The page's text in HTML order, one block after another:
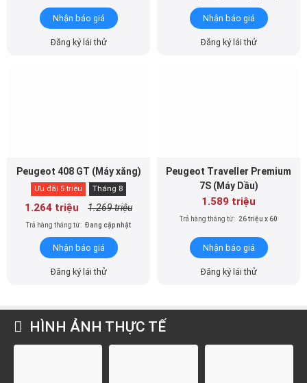
Nhận báo giá
Đăng ký lái thử
Nhận báo giá
Đăng ký lái thử
Peugeot 408 GT (Máy xăng)
Ưu đãi 5 triệu Tháng 8
1.264 triệu 1.269 triệu
Trả hàng tháng từ: Đang cập nhật
Nhận báo giá
Đăng ký lái thử
Peugeot Traveller Premium
7S (Máy Dầu)
1.589 triệu
Trả hàng tháng từ: 26 triệu x 60
Nhận báo giá
Đăng ký lái thử
HÌNH ẢNH THỰC TẾ